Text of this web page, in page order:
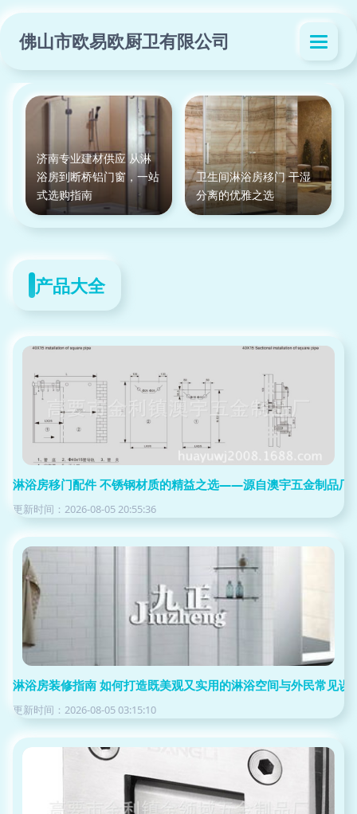
佛山市欧易欧厨卫有限公司
济南专业建材供应 从淋
浴房到断桥铝门窗，一站
式选购指南
卫生间淋浴房移门 干湿
分离的优雅之选
产品大全
淋浴房移门配件 不锈钢材质的精益之选——源自澳宇五金制品厂
更新时间：2026-08-05 20:55:36
淋浴房装修指南 如何打造既美观又实用的淋浴空间与外民常见误
更新时间：2026-08-05 03:15:10